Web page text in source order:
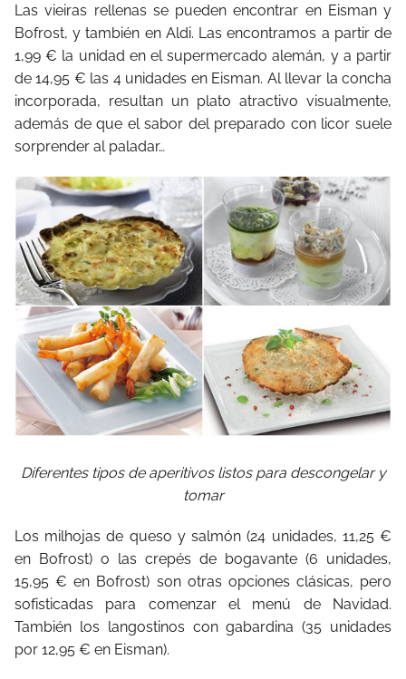
Las vieiras rellenas se pueden encontrar en Eisman y
Bofrost, y también en Aldi. Las encontramos a partir de
1,99 € la unidad en el supermercado alemán, y a partir
de 14,95 € las 4 unidades en Eisman. Al llevar la concha
incorporada, resultan un plato atractivo visualmente,
además de que el sabor del preparado con licor suele
sorprender al paladar…
Diferentes tipos de aperitivos listos para descongelar y
tomar
Los milhojas de queso y salmón (24 unidades, 11,25 €
en Bofrost) o las crepés de bogavante (6 unidades,
15,95 € en Bofrost) son otras opciones clásicas, pero
sofisticadas para comenzar el menú de Navidad.
También los langostinos con gabardina (35 unidades
por 12,95 € en Eisman).